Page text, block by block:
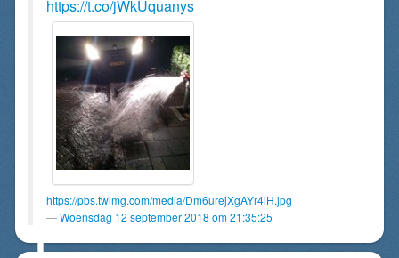
https://t.co/jWkUquanys
https://pbs.twimg.com/media/Dm6urejXgAYr4iH.jpg
Woensdag 12 september 2018 om 21:35:25